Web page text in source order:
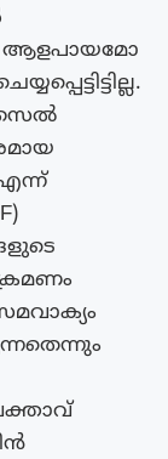
ആളപായമോ